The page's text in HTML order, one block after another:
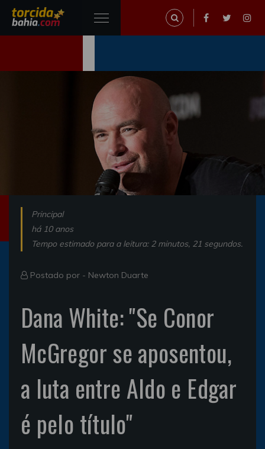
Principal
há 10 anos
Tempo estimado para a leitura: 2 minutos, 21 segundos.
Postado por - Newton Duarte
Dana White: "Se Conor
McGregor se aposentou,
a luta entre Aldo e Edgar
é pelo título"